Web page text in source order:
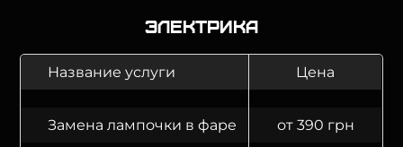
Электрика
Название услуги Цена
Замена лампочки в фаре от 390 грн